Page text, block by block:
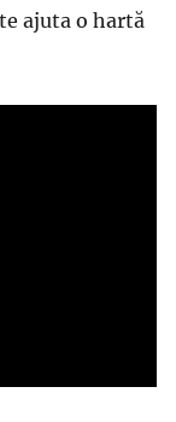
ajuta o hartă